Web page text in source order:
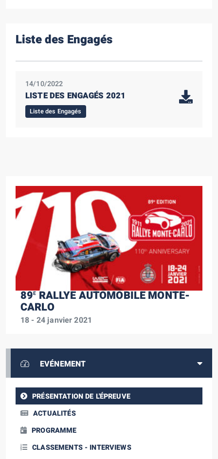
89ERALLYE AUTOMOBILE MONTE-
CARLO
18 - 24 janvier 2021
EVÉNEMENT
PRÉSENTATION DE L'ÉPREUVE
ACTUALITÉS
PROGRAMME
CLASSEMENTS - INTERVIEWS
Liste des Engagés
14/10/2022
LISTE DES ENGAGÉS 2021
Liste des Engagés